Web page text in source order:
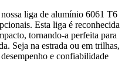
liga de alumínio 6061 T6
Esta liga é reconhecida
tornando-a perfeita para
Seja na estrada ou em trilhas,
e confiabilidade